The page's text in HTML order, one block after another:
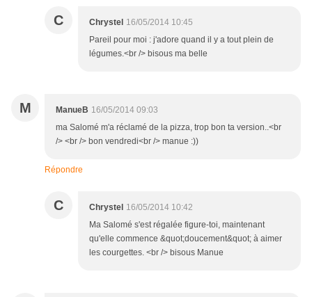
C Chrystel 16/05/2014 10:45
Pareil pour moi : j'adore quand il y a tout plein de
légumes.<br /> bisous ma belle
M ManueB 16/05/2014 09:03
ma Salomé m'a réclamé de la pizza, trop bon ta version..<br
/> <br /> bon vendredi<br /> manue :))
Répondre
C Chrystel 16/05/2014 10:42
Ma Salomé s'est régalée figure-toi, maintenant
qu'elle commence &quot;doucement&quot; à aimer
les courgettes. <br /> bisous Manue